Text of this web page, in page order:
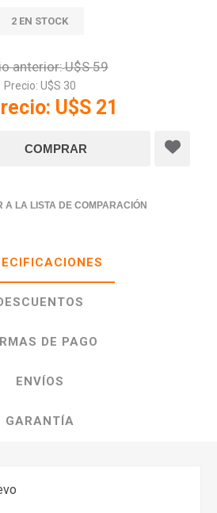
2 EN STOCK
anterior:U$S 59
Precio: U$S 30
U$S 21
A LA LISTA DE COMPARACIÓN
DE PAGO
ENVÍOS
GARANTÍA